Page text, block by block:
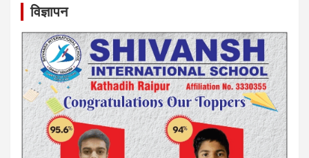
विज्ञापन